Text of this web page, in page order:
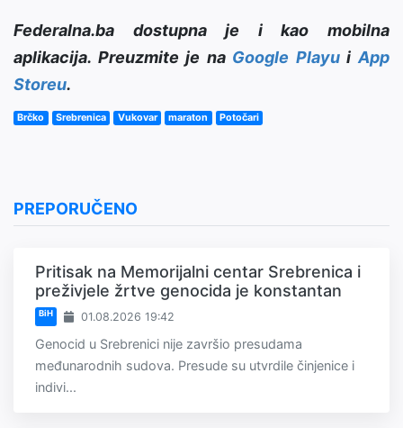
Federalna.ba dostupna je i kao mobilna
aplikacija. Preuzmite je na Google PlayuiApp
Storeu.
Brčko Srebrenica Vukovar maraton Potočari
PREPORUČENO
Pritisak na Memorijalni centar Srebrenica i
preživjele žrtve genocida je konstantan
BiH 01.08.2026 19:42
Genocid u Srebrenici nije završio presudama
međunarodnih sudova. Presude su utvrdile činjenice i
indivi...